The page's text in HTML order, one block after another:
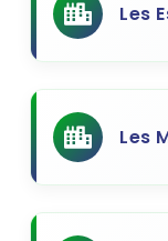
Les
Les